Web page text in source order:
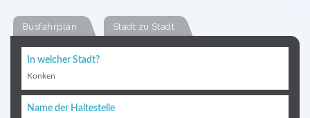
Busfahrplan Stadt zu Stadt
In welcher Stadt?
Konken
Name der Haltestelle